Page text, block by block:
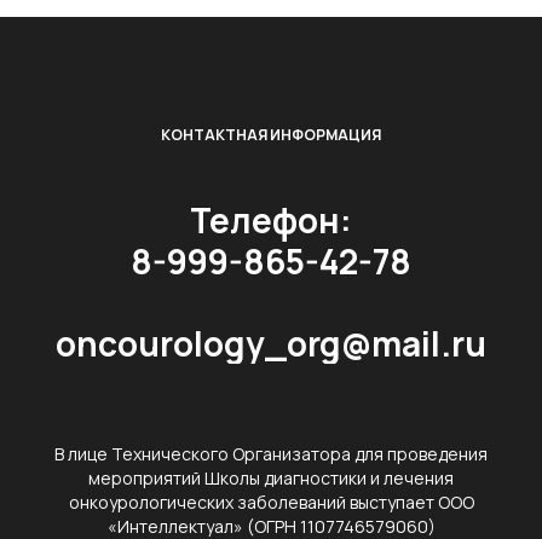
КОНТАКТНАЯ ИНФОРМАЦИЯ
Телефон:
8-999-865-42-78
oncourology_org@mail.ru
В лице Технического Организатора для проведения
мероприятий Школы диагностики и лечения
онкоурологических заболеваний выступает ООО
«Интеллектуал» (ОГРН 1107746579060)